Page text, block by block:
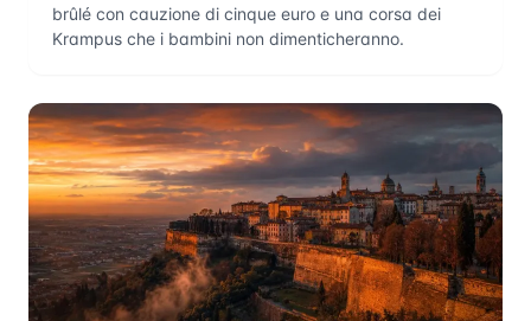
brûlé con cauzione di cinque euro e una corsa dei
Krampus che i bambini non dimenticheranno.